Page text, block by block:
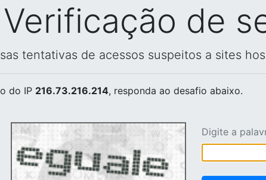
Verificação de
tentativas de acessos suspeitos a sites
do IP 216.73.216.214, responda ao desafio abaixo.
Digite a